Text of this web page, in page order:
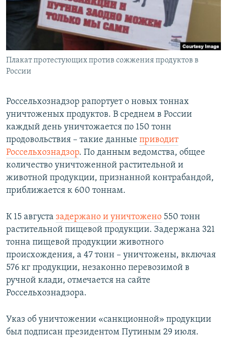
ПОБЕДИТЕЛЕЙ НЕ СУДЯТ?
КРЫМ.НЕПОКОРЕННЫЙ
УКРАИНСКАЯ ПРОБЛЕМА КРЫМА
ПРИСОЕДИНЯЙТЕСЬ!
Плакат протестующих против сожжения продуктов в
России
Россельхознадзор рапортует о новых тоннах
уничтоженых продуктов. В среднем в России
каждый день уничтожается по 150 тонн
продовольствия – такие данные приводит
Россельхознадзор. По данным ведомства, общее
количество уничтоженной растительной и
животной продукции, признанной контрабандой,
приближается к 600 тоннам.
К 15 августа задержано и уничтожено 550 тонн
растительной пищевой продукции. Задержана 321
тонна пищевой продукции животного
происхождения, а 47 тонн – уничтожены, включая
576 кг продукции, незаконно перевозимой в
ручной клади, отмечается на сайте
Россельхознадзора.
Указ об уничтожении «санкционной» продукции
был подписан президентом Путиным 29 июля.